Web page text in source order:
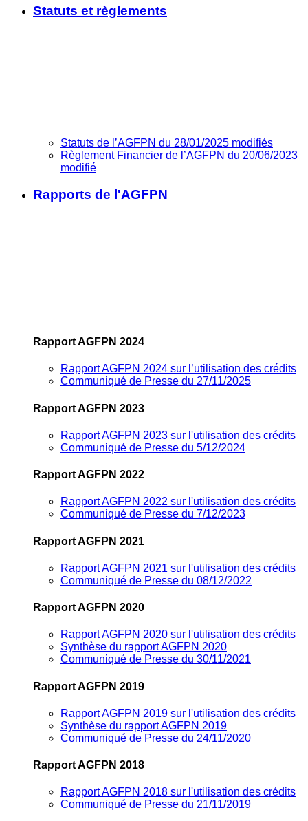
Statuts et règlements
Statuts de l’AGFPN du 28/01/2025 modifiés
Règlement Financier de l’AGFPN du 20/06/2023
modifié
Rapports de l'AGFPN
Rapport AGFPN 2024
Rapport AGFPN 2024 sur l’utilisation des crédits
Communiqué de Presse du 27/11/2025
Rapport AGFPN 2023
Rapport AGFPN 2023 sur l'utilisation des crédits
Communiqué de Presse du 5/12/2024
Rapport AGFPN 2022
Rapport AGFPN 2022 sur l'utilisation des crédits
Communiqué de Presse du 7/12/2023
Rapport AGFPN 2021
Rapport AGFPN 2021 sur l'utilisation des crédits
Communiqué de Presse du 08/12/2022
Rapport AGFPN 2020
Rapport AGFPN 2020 sur l'utilisation des crédits
Synthèse du rapport AGFPN 2020
Communiqué de Presse du 30/11/2021
Rapport AGFPN 2019
Rapport AGFPN 2019 sur l'utilisation des crédits
Synthèse du rapport AGFPN 2019
Communiqué de Presse du 24/11/2020
Rapport AGFPN 2018
Rapport AGFPN 2018 sur l'utilisation des crédits
Communiqué de Presse du 21/11/2019